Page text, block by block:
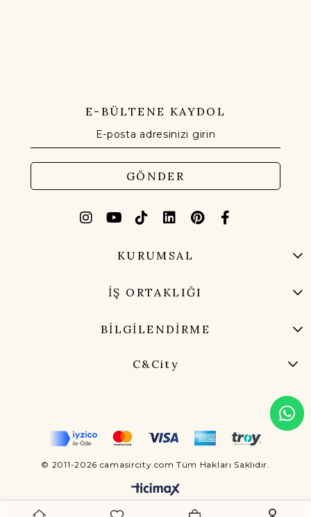
E-BÜLTENE KAYDOL
GÖNDER
KURUMSAL
İŞ ORTAKLIĞI
BİLGİLENDİRME
C&City
© 2011-2026 camasircity.com Tüm Hakları Saklıdır.